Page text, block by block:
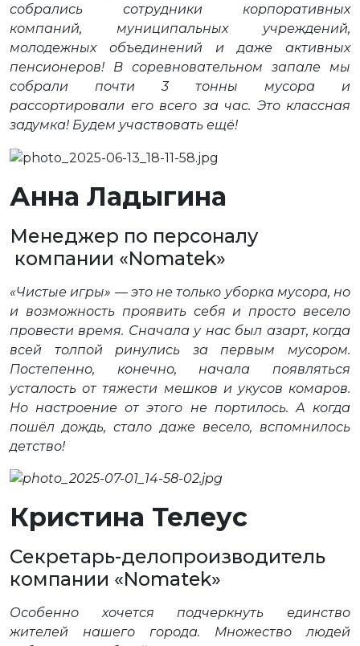
собрались сотрудники корпоративных
компаний, муниципальных учреждений,
молодежных объединений и даже активных
пенсионеров! В соревновательном запале мы
собрали почти 3 тонны мусора и
рассортировали его всего за час. Это классная
задумка! Будем участвовать ещё!
Анна Ладыгина
Менеджер по персоналу
компании «Nomatek»
«Чистые игры» — это не только уборка мусора, но
и возможность проявить себя и просто весело
провести время. Сначала у нас был азарт, когда
всей толпой ринулись за первым мусором.
Постепенно, конечно, начала появляться
усталость от тяжести мешков и укусов комаров.
Но настроение от этого не портилось. А когда
пошёл дождь, стало даже весело, вспомнилось
детство!
Кристина Телеус
Секретарь-делопроизводитель
компании «Nomatek»
Особенно хочется подчеркнуть единство
жителей нашего города. Множество людей